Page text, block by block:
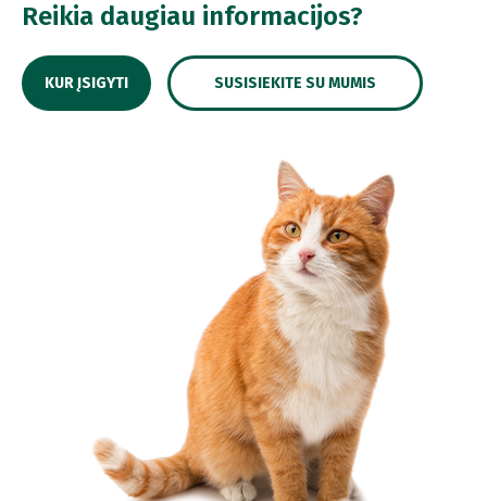
Reikia daugiau informacijos?
KUR ĮSIGYTI SUSISIEKITE SU MUMIS